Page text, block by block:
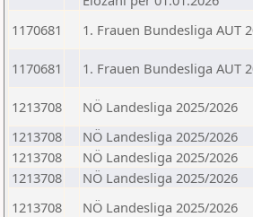
1170681
1. Frauen Bundesliga AUT
1170681 1. Frauen Bundesliga AUT
1213708 NÖ Landesliga 2025/2026
1213708
NÖ Landesliga 2025/2026
1213708
NÖ Landesliga 2025/2026
1213708
NÖ Landesliga 2025/2026
1213708
NÖ Landesliga 2025/2026